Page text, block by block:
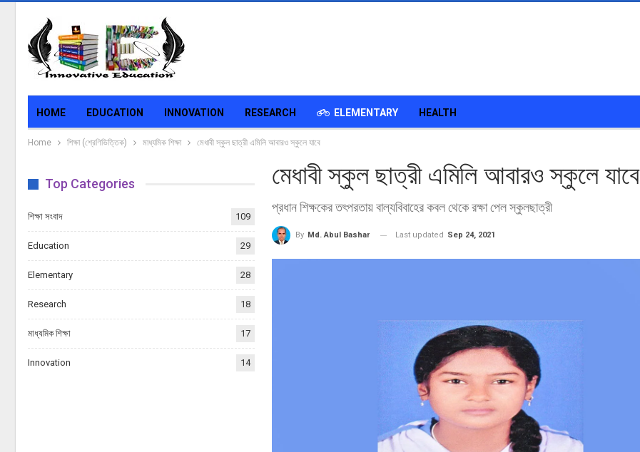
HOME EDUCATION INNOVATION RESEARCH ELEMENTARY HEALTH
Home শিক্ষা (শ্রেণিভিত্তিক) মাধ্যমিক শিক্ষা মেধাবী স্কুল ছাত্রী এমিলি আবারও স্কুলে যাবে
মেধাবী স্কুল ছাত্রী এমিলি আবারও স্কুলে যাবে
প্রধান শিক্ষকের তৎপরতায় বাল্যবিবাহের কবল থেকে রক্ষা পেল স্কুলছাত্রী
By Md. Abul Bashar Last updated Sep 24, 2021
Top Categories
শিক্ষা সংবাদ 109
Education 29
Elementary 28
Research 18
মাধ্যমিক শিক্ষা 17
Innovation 14